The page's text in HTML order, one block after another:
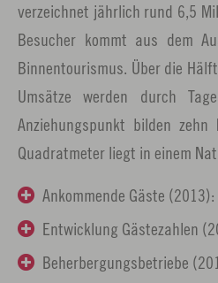
verzeichnet jährlich rund 6,5
Besucher kommt aus dem
Binnentourismus. Über die
Umsätze werden durch
Anziehungspunkt bilden zehn
Quadratmeter liegt in einem
Ankommende Gäste (2013):
Entwicklung Gästezahlen
Beherbergungsbetriebe